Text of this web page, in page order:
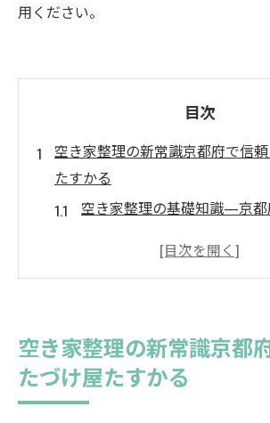
用ください。
目次
空き家整理の新常識京都府で信
たすかる
空き家整理の基礎知識—京都
かたづけ屋たすかるの独自手
空き家整理の最新トレンド
かたづけ屋たすかるが提供す
空き家整理の新常識京都
たづけ屋たすかる